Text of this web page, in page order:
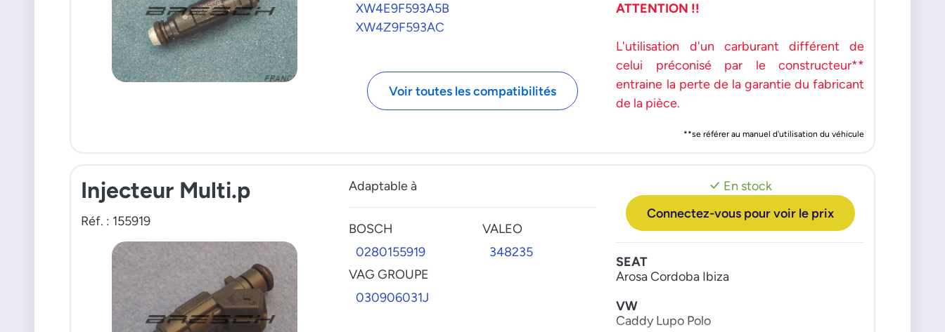
XW4E9F593A5B
XW4Z9F593AC
Voir toutes les compatibilités
ATTENTION !!
L'utilisation d'un carburant différent de
celui préconisé par le constructeur**
entraine la perte de la garantie du fabricant
de la pièce.
**se référer au manuel d'utilisation du véhicule
Injecteur Multi.p
Réf. : 155919
Adaptable à
BOSCH
0280155919
VAG GROUPE
030906031J
VALEO
348235
En stock
Connectez-vous pour voir le prix
SEAT
Arosa Cordoba Ibiza
VW
Caddy Lupo Polo